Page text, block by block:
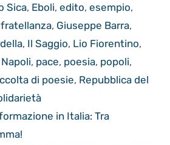
Sica, Eboli, edito, esempio,
fratellanza, Giuseppe Barra,
, Il Saggio, Lio Fiorentino,
Napoli, pace, poesia, popoli,
di poesie, Repubblica del
in Italia: Tra